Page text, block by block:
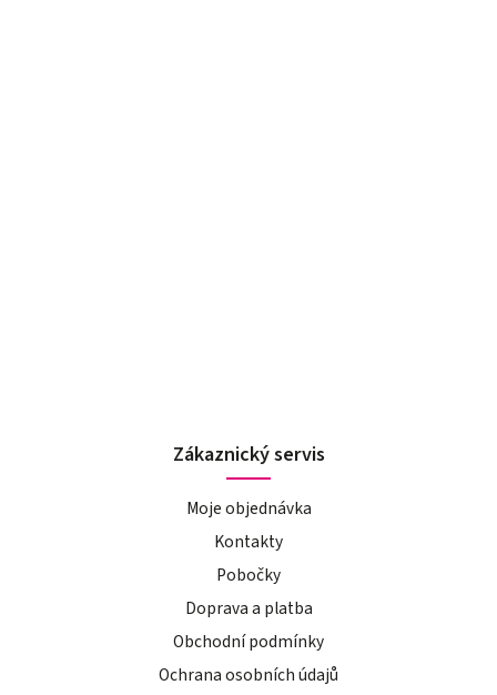
Zákaznický servis
Moje objednávka
Kontakty
Pobočky
Doprava a platba
Obchodní podmínky
Ochrana osobních údajů